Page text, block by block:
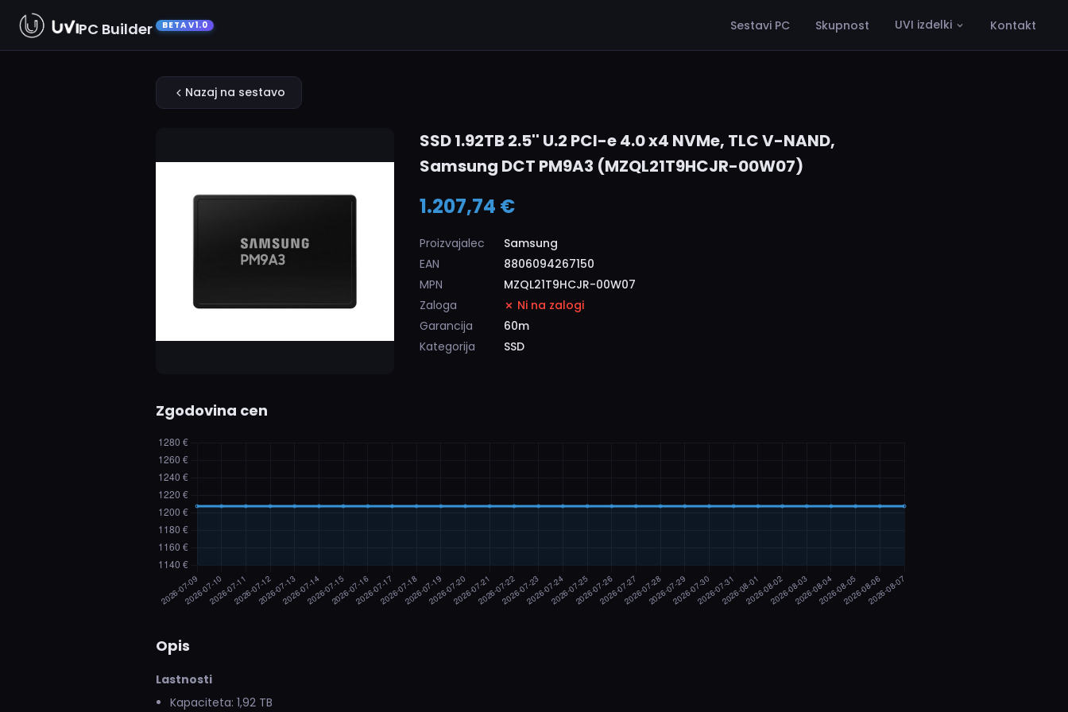
PC Builder BETA V1.0 Sestavi PC Skupnost UVI izdelki Kontakt
Nazaj na sestavo
SSD 1.92TB 2.5'' U.2 PCI-e 4.0 x4 NVMe, TLC V-NAND,
Samsung DCT PM9A3 (MZQL21T9HCJR-00W07)
1.207,74 €
Proizvajalec
Samsung
EAN
8806094267150
MPN
MZQL21T9HCJR-00W07
Zaloga
Ni na zalogi
Garancija
60m
Kategorija
SSD
Zgodovina cen
Opis
Lastnosti
Kapaciteta: 1,92 TB